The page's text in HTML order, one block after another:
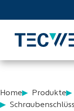
Home Produkte